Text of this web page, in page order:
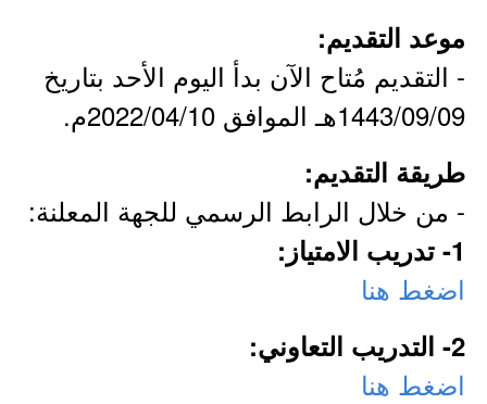
موعد التقديم:
- التقديم مُتاح الآن بدأ اليوم الأحد بتاريخ
1443/09/09هـ الموافق 2022/04/10م.
طريقة التقديم:
- من خلال الرابط الرسمي للجهة المعلنة:
1- تدريب الامتياز:
اضغط هنا
2- التدريب التعاوني:
اضغط هنا